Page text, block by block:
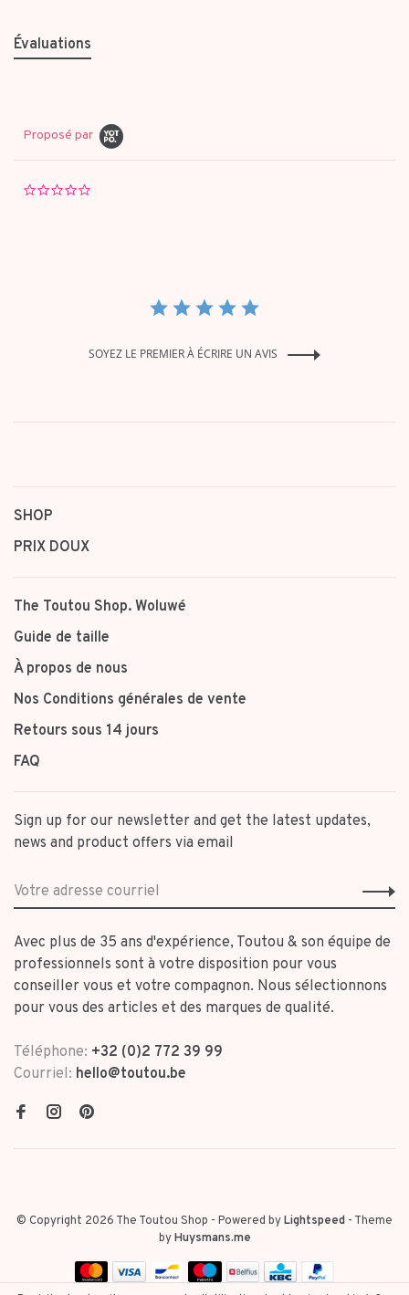
Évaluations
Proposé par
SOYEZ LE PREMIER À ÉCRIRE UN AVIS
SHOP
PRIX DOUX
The Toutou Shop. Woluwé
Guide de taille
À propos de nous
Nos Conditions générales de vente
Retours sous 14 jours
FAQ
Sign up for our newsletter and get the latest updates,
news and product offers via email
Avec plus de 35 ans d'expérience, Toutou & son équipe de
professionnels sont à votre disposition pour vous
conseiller vous et votre compagnon. Nous sélectionnons
pour vous des articles et des marques de qualité.
Téléphone: +32 (0)2 772 39 99
Courriel: hello@toutou.be
© Copyright 2026 The Toutou Shop - Powered byLightspeed - Theme
byHuysmans.me